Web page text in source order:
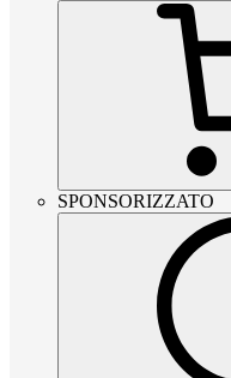
SPONSORIZZATO